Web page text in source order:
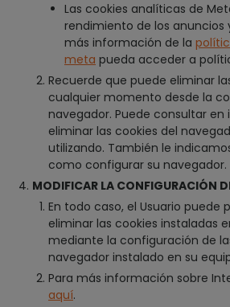
Las cookies analíticas de
rendimiento de los anuncios
más información de la
meta pueda acceder a
Recuerde que puede eliminar
cualquier momento desde la
navegador. Puede consultar
eliminar las cookies del
utilizando. También le
como configurar su navegador.
MODIFICAR LA CONFIGURACIÓN
En todo caso, el Usuario puede
eliminar las cookies instaladas
mediante la configuración de
navegador instalado en su
Para más información sobre
aquí.